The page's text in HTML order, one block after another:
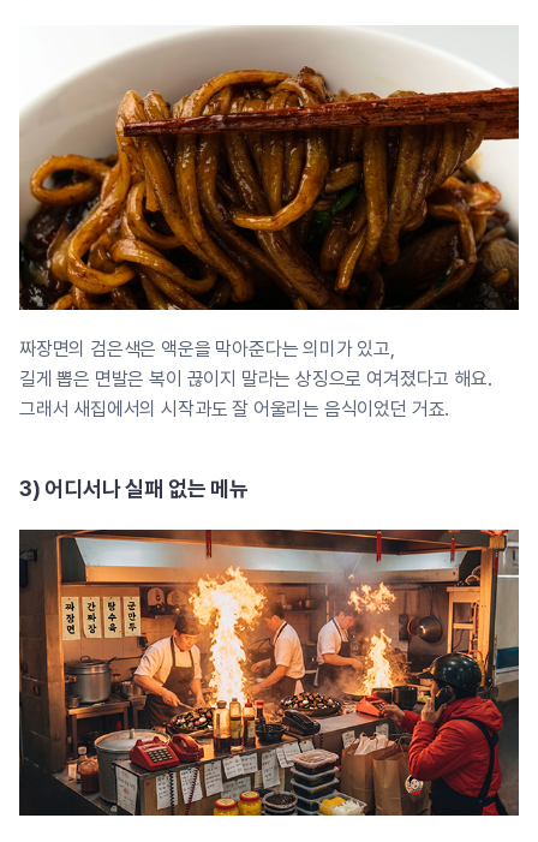
짜장면의 검은색은 액운을 막아준다는 의미가 있고,
길게 뽑은 면발은 복이 끊이지 말라는 상징으로 여겨졌다고 해요.
그래서 새집에서의 시작과도 잘 어울리는 음식이었던 거죠.
3) 어디서나 실패 없는 메뉴